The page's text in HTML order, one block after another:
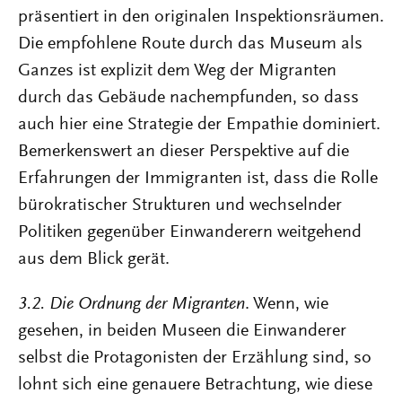
präsentiert in den originalen Inspektionsräumen.
Die empfohlene Route durch das Museum als
Ganzes ist explizit dem Weg der Migranten
durch das Gebäude nachempfunden, so dass
auch hier eine Strategie der Empathie dominiert.
Bemerkenswert an dieser Perspektive auf die
Erfahrungen der Immigranten ist, dass die Rolle
bürokratischer Strukturen und wechselnder
Politiken gegenüber Einwanderern weitgehend
aus dem Blick gerät.
3.2. Die Ordnung der Migranten. Wenn, wie
gesehen, in beiden Museen die Einwanderer
selbst die Protagonisten der Erzählung sind, so
lohnt sich eine genauere Betrachtung, wie diese